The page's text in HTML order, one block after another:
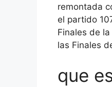
remontada
el partido
Finales de
las Finales
que